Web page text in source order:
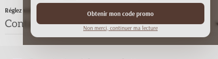
Obtenir mon code promo
Non merci, continuer ma lecture
Réglez votre commande de bois avec le chèque Energie.
Contactez-nous